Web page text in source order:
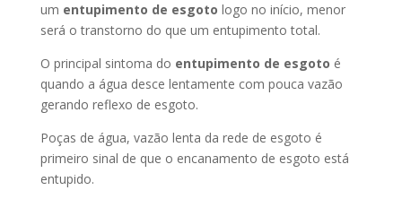
um entupimento de esgoto logo no início, menor
será o transtorno do que um entupimento total.
O principal sintoma do entupimento de esgoto é
quando a água desce lentamente com pouca vazão
gerando reflexo de esgoto.
Poças de água, vazão lenta da rede de esgoto é
primeiro sinal de que o encanamento de esgoto está
entupido.